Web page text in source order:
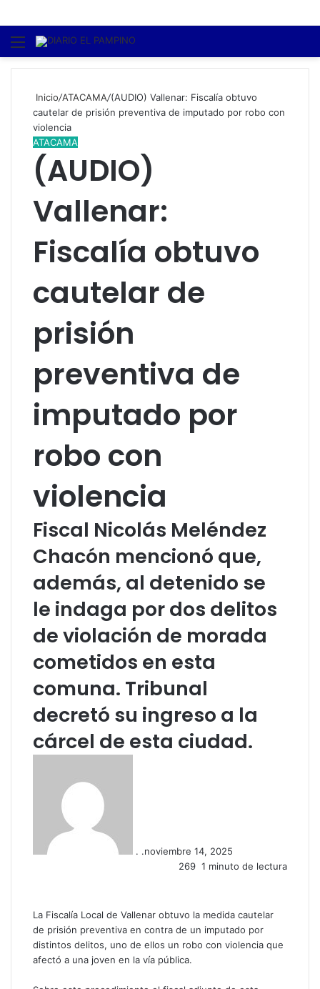
Menú
Inicio/ATACAMA/(AUDIO) Vallenar: Fiscalía obtuvo
cautelar de prisión preventiva de imputado por robo con
violencia
ATACAMA
(AUDIO)
Vallenar:
Fiscalía obtuvo
cautelar de
prisión
preventiva de
imputado por
robo con
violencia
Fiscal Nicolás Meléndez
Chacón mencionó que,
además, al detenido se
le indaga por dos delitos
de violación de morada
cometidos en esta
comuna. Tribunal
decretó su ingreso a la
cárcel de esta ciudad.
. .noviembre 14, 2025
269 1 minuto de lectura
La Fiscalía Local de Vallenar obtuvo la medida cautelar
de prisión preventiva en contra de un imputado por
distintos delitos, uno de ellos un robo con violencia que
afectó a una joven en la vía pública.